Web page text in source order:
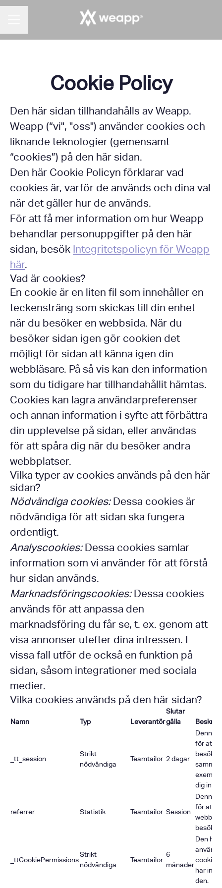
Cookie Policy
Den här sidan tillhandahålls av Weapp.
Weapp (“vi", "oss") använder cookies och
liknande teknologier (gemensamt
“cookies”) på den här sidan.
Den här Cookie Policyn förklarar vad
cookies är, varför de används och dina val
när det gäller hur de används.
För att få mer information om hur Weapp
behandlar personuppgifter på den här
sidan, besök Integritetspolicyn för Weapp
här.
Vad är cookies?
En cookie är en liten fil som innehåller en
teckensträng som skickas till din enhet
när du besöker en webbsida. När du
besöker sidan igen gör cookien det
möjligt för sidan att känna igen din
webbläsare. På så vis kan den information
som du tidigare har tillhandahållit hämtas.
Cookies kan lagra användarpreferenser
och annan information i syfte att förbättra
din upplevelse på sidan, eller användas
för att spåra dig när du besöker andra
webbplatser.
Vilka typer av cookies används på den här
sidan?
Nödvändiga cookies:Dessa cookies är
nödvändiga för att sidan ska fungera
ordentligt.
Analyscookies:Dessa cookies samlar
information som vi använder för att förstå
hur sidan används.
Marknadsföringscookies:Dessa cookies
används för att anpassa den
marknadsföring du får se, t. ex. genom att
visa annonser utefter dina intressen. I
vissa fall utför de också en funktion på
sidan, såsom integrationer med sociala
medier.
Vilka cookies används på den här sidan?
Namn Typ Leverantör
Slutar
gälla
_tt_session
Strikt
nödvändiga
Teamtailor 2 dagar
Denna
för att
dig
referrer Statistik Teamtailor Session
Denna
för att
_ttCookiePermissions
Strikt
nödvändiga
Teamtailor
6
månader
Den
cookie-
har
den.